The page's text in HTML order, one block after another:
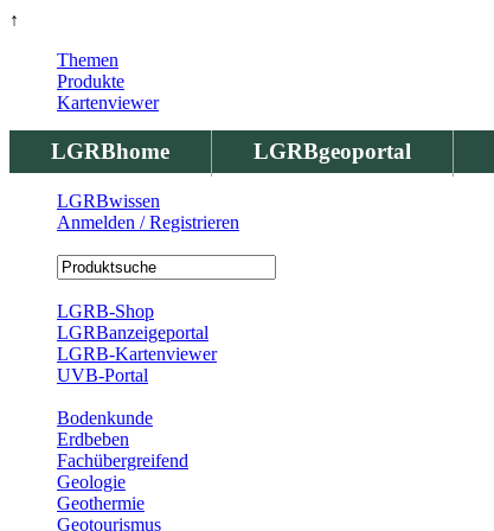
↑
LGRBhome LGRBgeoportal
Themen
Produkte
Kartenviewer
LGRBwissen
Anmelden / Registrieren
LGRB-Shop
LGRBanzeigeportal
LGRB-Kartenviewer
UVB-Portal
Bodenkunde
Erdbeben
Fachübergreifend
Geologie
Geothermie
Geotourismus